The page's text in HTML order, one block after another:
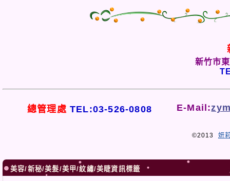
新竹市
總管理處 TEL:03-526-0808 E-Mail:
©2013 妍
美容/新秘/美髮/美甲/紋繡/美睫資訊標籤